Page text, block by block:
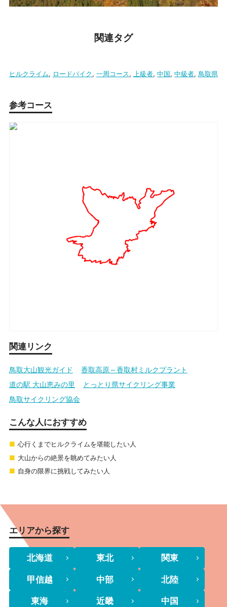
関連タグ
ヒルクライム, ロードバイク, 一周コース, 上級者, 中国, 中級者, 鳥取県
参考コース
関連リンク
鳥取大山観光ガイド
香取高原～香取村ミルクプラント
道の駅 大山恵みの里
とっとり県サイクリング事業
鳥取サイクリング協会
こんな人におすすめ
心行くまでヒルクライムを堪能したい人
大山からの絶景を眺めてみたい人
自身の限界に挑戦してみたい人
エリアから探す
北海道 東北 関東
甲信越 中部 北陸
東海 近畿 中国